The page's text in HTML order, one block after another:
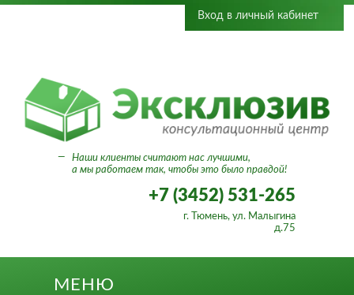
Вход в личный кабинет
—
Наши клиенты считают нас лучшими,
а мы работаем так, чтобы это было правдой!
+7 (3452) 531-265
г. Тюмень, ул. Малыгина
д.75
МЕНЮ